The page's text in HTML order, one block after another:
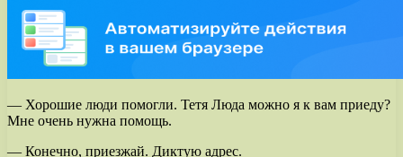
— Хорошие люди помогли. Тетя Люда можно я к вам приеду?
Мне очень нужна помощь.
— Конечно, приезжай. Диктую адрес.